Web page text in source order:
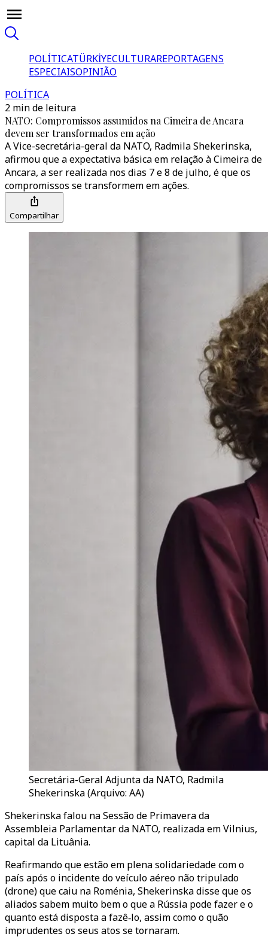
POLÍTICATÜRKİYECULTURAREPORTAGENS
ESPECIAISOPINIÃO
POLÍTICA
2 min de leitura
NATO: Compromissos assumidos na Cimeira de Ancara
devem ser transformados em ação
A Vice-secretária-geral da NATO, Radmila Shekerinska,
afirmou que a expectativa básica em relação à Cimeira de
Ancara, a ser realizada nos dias 7 e 8 de julho, é que os
compromissos se transformem em ações.
Compartilhar
Secretária-Geral Adjunta da NATO, Radmila
Shekerinska (Arquivo: AA)
Shekerinska falou na Sessão de Primavera da
Assembleia Parlamentar da NATO, realizada em Vilnius,
capital da Lituânia.
Reafirmando que estão em plena solidariedade com o
país após o incidente do veículo aéreo não tripulado
(drone) que caiu na Roménia, Shekerinska disse que os
aliados sabem muito bem o que a Rússia pode fazer e o
quanto está disposta a fazê‑lo, assim como o quão
imprudentes os seus atos se tornaram.